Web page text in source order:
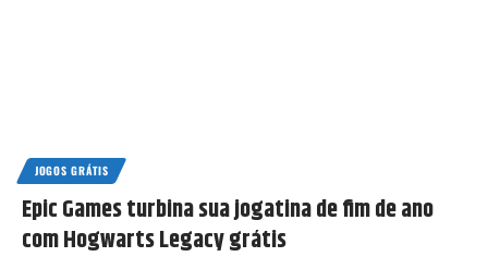
JOGOS GRÁTIS
Epic Games turbina sua jogatina de fim de ano
com Hogwarts Legacy grátis